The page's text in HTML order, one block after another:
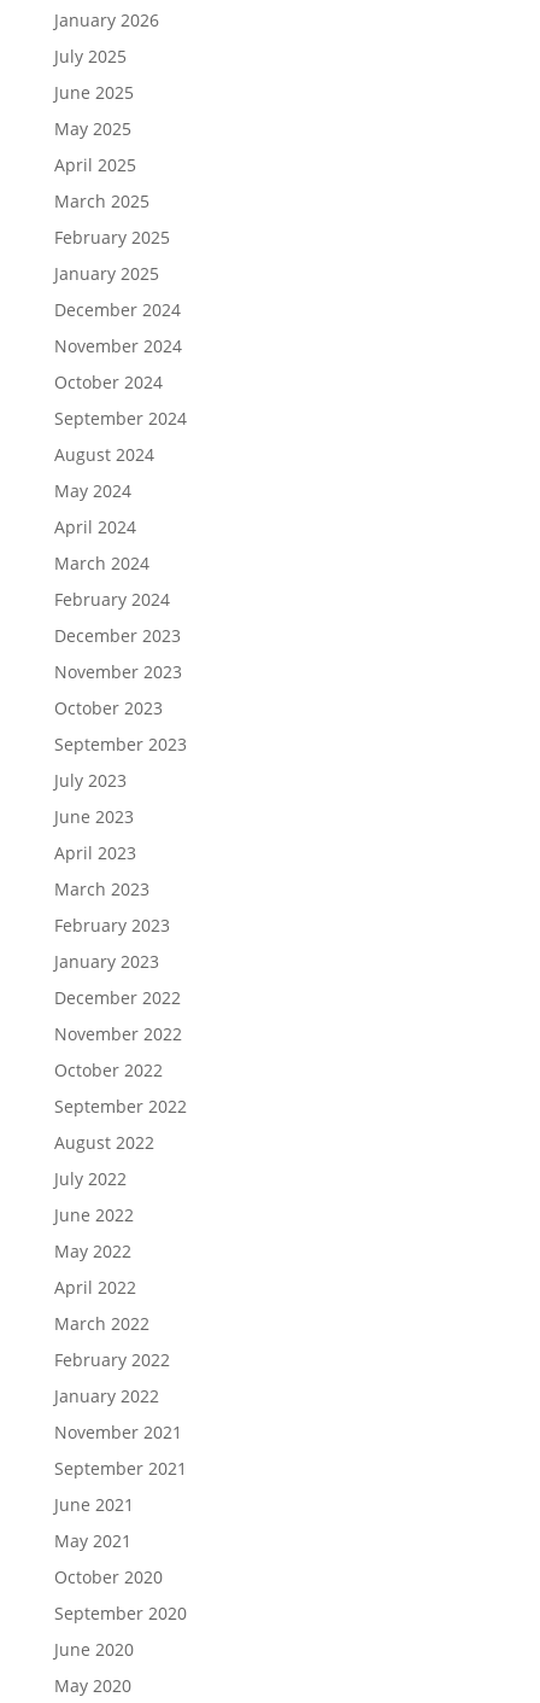
January 2026
July 2025
June 2025
May 2025
April 2025
March 2025
February 2025
January 2025
December 2024
November 2024
October 2024
September 2024
August 2024
May 2024
April 2024
March 2024
February 2024
December 2023
November 2023
October 2023
September 2023
July 2023
June 2023
April 2023
March 2023
February 2023
January 2023
December 2022
November 2022
October 2022
September 2022
August 2022
July 2022
June 2022
May 2022
April 2022
March 2022
February 2022
January 2022
November 2021
September 2021
June 2021
May 2021
October 2020
September 2020
June 2020
May 2020